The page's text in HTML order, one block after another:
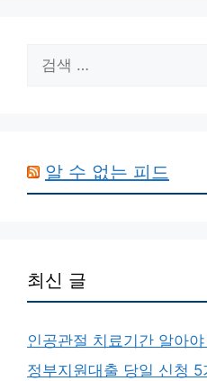
색:
알 수 없는 피드
최신 글
인공관절 치료기간 알아
정부지원대출 당일 신청 5